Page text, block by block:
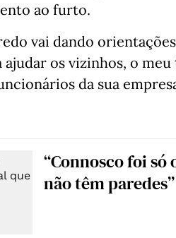
ao furto.
vai dando
ajudar os vizinhos, o
da sua
“Connosco foi só
não têm paredes”